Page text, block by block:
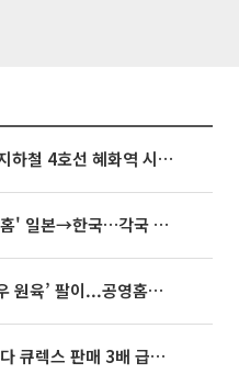
전장연, 오늘(10일) 서울 지하철 4호선 혜화역 시위…1호선 용산역 무정차
태풍 '돌핀' 중국 상륙, '찬홈' 일본→한국…각국 기상청 예상 경로는?
...공영홈쇼핑 표기·검증 구멍
대신證 “알테오젠, 키트루다 큐렉스 판매 3배 급증…목표가 41만원 상향”